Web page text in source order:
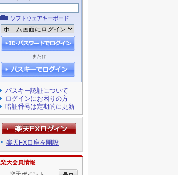
ソフトウェアキーボード
または
パスキー認証について
ログインにお困りの方
暗証番号は定期的に更新
楽天FX口座を開設
楽天会員情報